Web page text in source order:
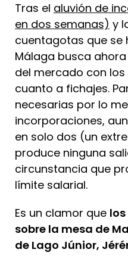
Tras el aluvión de
en dos semanas) y
cuentagotas que se
Málaga busca
del mercado con
cuanto a fichajes.
necesarias por lo
incorporaciones,
en solo dos (un
produce ninguna
circunstancia que
límite salarial.
Es un clamor que
sobre la mesa de
de Lago Júnior,